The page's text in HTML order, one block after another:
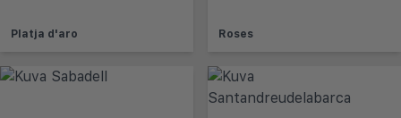
Platja d'aro Roses